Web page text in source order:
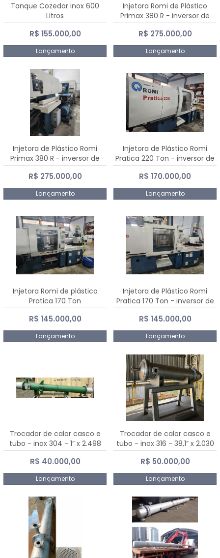
Tanque Cozedor inox 600
Litros
R$ 155.000,00
Lançamento
Injetora Romi de Plástico
Primax 380 R - inversor de
frequência NR 12 - 2008
R$ 275.000,00
Lançamento
Injetora de Plástico Romi
Primax 380 R - inversor de
frequência NR 12
R$ 275.000,00
Lançamento
Injetora de Plástico Romi
Pratica 220 Ton - inversor de
frequência NR 12
R$ 170.000,00
Lançamento
Injetora Romi de plástico
Pratica 170 Ton
R$ 145.000,00
Lançamento
Injetora de Plástico Romi
Pratica 170 Ton - inversor de
frequência NR 12
R$ 145.000,00
Lançamento
Trocador de calor casco e
tubo - inox 304 - 1” x 2.498
mm
R$ 40.000,00
Lançamento
Trocador de calor casco e
tubo - inox 316 - 38,1” x 2.030
mm
R$ 50.000,00
Lançamento